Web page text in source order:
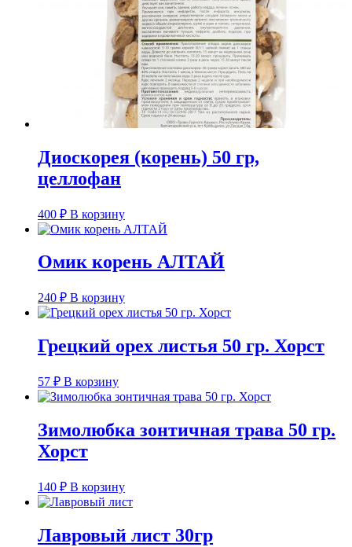
Диоскорея (корень) 50 гр,
целлофан
400 ₽ В корзину
Омик корень АЛТАЙ
240 ₽ В корзину
Грецкий орех листья 50 гр. Хорст
57 ₽ В корзину
Зимолюбка зонтичная трава 50 гр.
Хорст
140 ₽ В корзину
Лавровый лист 30гр